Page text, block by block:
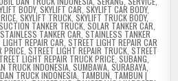
BODY, SKYLIFT CAR SKYLIFT CAR BODY,
SKYLIFT TRUCK SKYLIFT TRUCK BODY,
TANKER TRUCK SOLAR TANKER CAR
STAINLESS TANKER CAR ,STAINLESS TANKER
REPAIR CAR STREET LIGHT REPAIR CAR
PRICE, STREET LIGHT REPAIR TRUCK, STREET
LIGHT REPAIR TRUCK PRICE, SUBANG
TRUCK INDONESIA SUMBAWA SURABAYA,
TRUCK INDONESIA TAMBUN TAMBUN |